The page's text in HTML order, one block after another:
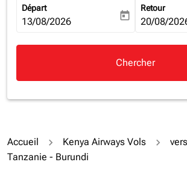
Départ
fc-booking-departure-date-aria-label
13/08/2026 today
Retour
fc-
20/08/
Chercher
Accueil Kenya Airways Vols
Tanzanie - Burundi